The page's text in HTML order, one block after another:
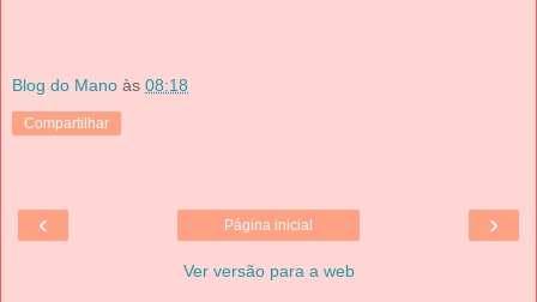
Blog do Mano às 08:18
Compartilhar
‹ ›
Página inicial
Ver versão para a web